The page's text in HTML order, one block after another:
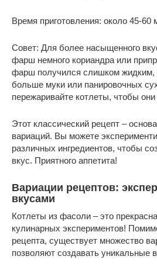
Время приготовления: около 45-60
Совет: Для более насыщенного
фарш немного кориандра или
фарш получился слишком жидким,
больше муки или панировочных
пережаривайте котлеты, чтобы
Этот классический рецепт –
вариаций. Вы можете
различных ингредиентов, чтобы
вкус. Приятного аппетита!
Вариации рецептов:
вкусами
Котлеты из фасоли – это
кулинарных экспериментов!
рецепта, существует множество
позволяют создавать уникальные